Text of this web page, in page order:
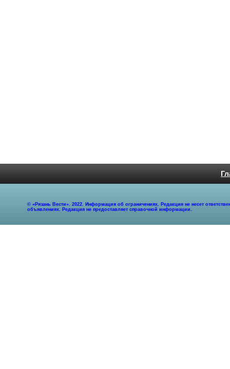
© «Рязань Вести». 2022. Информация об ограничениях. Редакция не несет
объявлениях. Редакция не предоставляет справочной информации.